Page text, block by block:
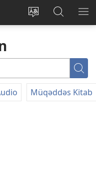
Saytın
Daxil
JW.ORG-
Müqəddəs Kitab